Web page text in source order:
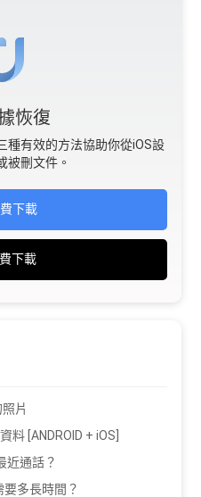
恢復
種有效的方法協助你從iOS設
被刪文件。
下載
下載
片
料 [ANDROID + iOS]
近通話？
多長時間？